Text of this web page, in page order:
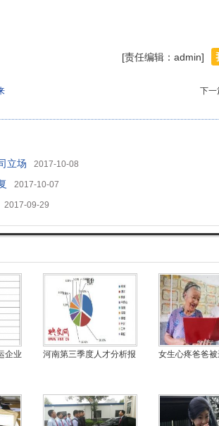
[责任编辑：admin]
下一
立场 2017-10-08
2017-10-07
2017-09-29
企业 河南第三季度人才分析报 女生心疼爸爸